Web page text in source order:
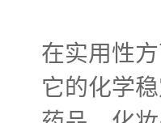
在实用性
它的化学